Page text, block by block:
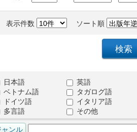
表示件数 ソート順
日本語
英語
ベトナム語
タガログ語
ドイツ語
イタリア語
多言語
その他